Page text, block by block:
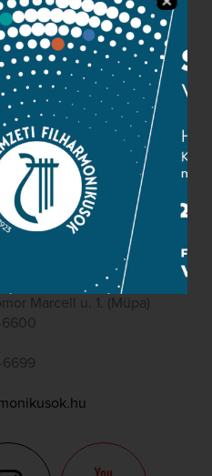
Marcell u. 1. (Müpa)
6600
6699